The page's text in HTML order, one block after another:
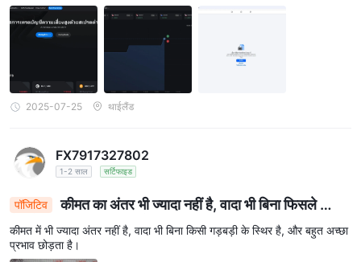
2025-07-25 थाईलैंड
FX7917327802
1-2 साल सर्टिफाइड
पॉजिटिव
कीमत का अंतर भी ज्यादा नहीं है, वादा भी बिना फिसले स्थिर
है, और बहुत अच्छा प्रभाव है।
कीमत में भी ज्यादा अंतर नहीं है, वादा भी बिना किसी गड़बड़ी के स्थिर है, और बहुत अच्छा
प्रभाव छोड़ता है।